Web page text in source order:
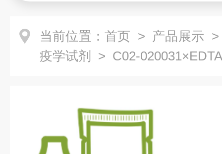
当前位置： 首页 > 产品展示
疫学试剂
> C02-